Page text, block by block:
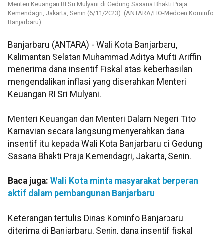
Menteri Keuangan RI Sri Mulyani di Gedung Sasana Bhakti Praja
Kemendagri, Jakarta, Senin (6/11/2023). (ANTARA/HO-Medcen Kominfo
Banjarbaru)
Banjarbaru (ANTARA) - Wali Kota Banjarbaru,
Kalimantan Selatan Muhammad Aditya Mufti Ariffin
menerima dana insentif Fiskal atas keberhasilan
mengendalikan inflasi yang diserahkan Menteri
Keuangan RI Sri Mulyani.
Menteri Keuangan dan Menteri Dalam Negeri Tito
Karnavian secara langsung menyerahkan dana
insentif itu kepada Wali Kota Banjarbaru di Gedung
Sasana Bhakti Praja Kemendagri, Jakarta, Senin.
Baca juga: Wali Kota minta masyarakat berperan
aktif dalam pembangunan Banjarbaru
Keterangan tertulis Dinas Kominfo Banjarbaru
diterima di Banjarbaru, Senin, dana insentif fiskal